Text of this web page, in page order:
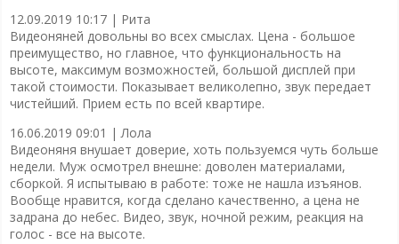
12.09.2019 10:17 | Рита
Видеоняней довольны во всех смыслах. Цена - большое
преимущество, но главное, что функциональность на
высоте, максимум возможностей, большой дисплей при
такой стоимости. Показывает великолепно, звук передает
чистейший. Прием есть по всей квартире.
16.06.2019 09:01 |Лола
Видеоняня внушает доверие, хоть пользуемся чуть больше
недели. Муж осмотрел внешне: доволен материалами,
сборкой. Я испытываю в работе: тоже не нашла изъянов.
Вообще нравится, когда сделано качественно, а цена не
задрана до небес. Видео, звук, ночной режим, реакция на
голос - все на высоте.